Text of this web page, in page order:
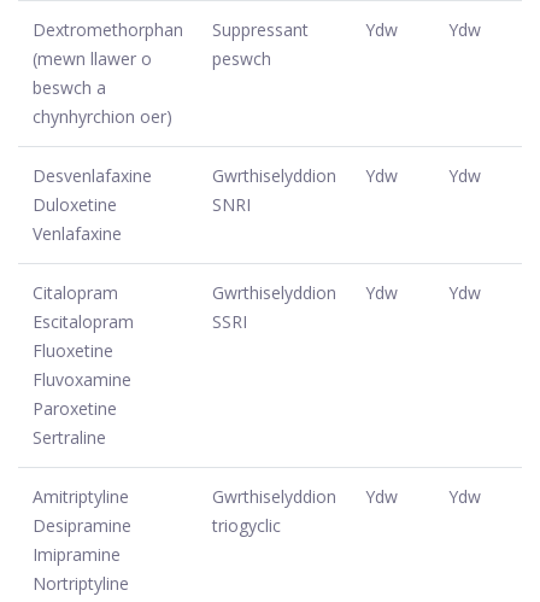
Dextromethorphan
(mewn llawer o
beswch a
chynhyrchion oer)
Suppressant
peswch
Ydw Ydw
Desvenlafaxine
Duloxetine
Venlafaxine
Gwrthiselyddion
SNRI
Ydw Ydw
Citalopram
Escitalopram
Fluoxetine
Fluvoxamine
Paroxetine
Sertraline
Gwrthiselyddion
SSRI
Ydw Ydw
Amitriptyline
Desipramine
Imipramine
Nortriptyline
Gwrthiselyddion
triogyclic
Ydw Ydw